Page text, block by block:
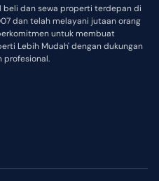
beli dan sewa properti terdepan di
dan telah melayani jutaan orang
untuk membuat
Lebih Mudah' dengan dukungan
profesional.